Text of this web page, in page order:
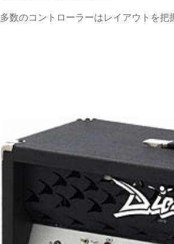
多数のコントローラーはレイアウトを把